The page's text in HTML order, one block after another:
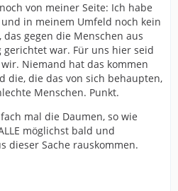
von meiner Seite: Ich habe
in meinem Umfeld noch kein
gegen die Menschen aus
war. Für uns hier seid
Niemand hat das kommen
die, die das von sich behaupten,
Menschen. Punkt.
mal die Daumen, so wie
möglichst bald und
dieser Sache rauskommen.